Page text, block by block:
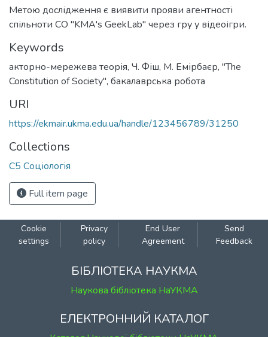
Метою дослідження є виявити прояви агентності
спільноти СО "KMA's GeekLab" через гру у відеоігри.
Keywords
акторно-мережева теорія, Ч. Фіш, М. Емірбаєр, "The
Constitution of Society", бакалаврська робота
URI
https://ekmair.ukma.edu.ua/handle/123456789/31250
Collections
С5 Соціологія
Full item page
Cookie
settings
Privacy
policy
End User
Agreement
Send
Feedback
БІБЛІОТЕКА НАУКМА
Наукова бібліотека НаУКМА
ЕЛЕКТРОННИЙ КАТАЛОГ